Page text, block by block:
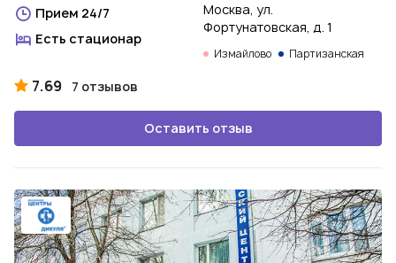
Прием 24/7
Есть стационар
Москва, ул.
Фортунатовская, д. 1
Измайлово Партизанская
7.69 7 отзывов
Оставить отзыв